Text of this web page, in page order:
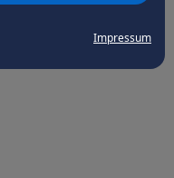
Impressum